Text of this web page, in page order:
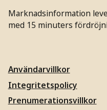
Marknadsinformation
med 15 minuters
Användarvillkor
Integritetspolicy
Prenumerationsvillkor